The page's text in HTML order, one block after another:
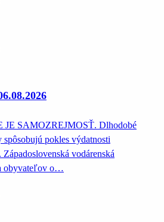
SAMOZREJMOSŤ. Dlhodobé
spôsobujú pokles výdatnosti
vodárenská
obyvateľov o…